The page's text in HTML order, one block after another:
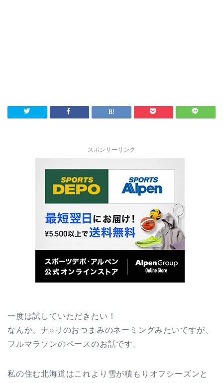
スポンサーリンク
一度は試していただきたい！
なんか、ナ○リのおつまみのネーミングみたいですが、
フルマラソンのペースのお話です。
私の住む北海道はこれより雪が積もりオフシーズンと